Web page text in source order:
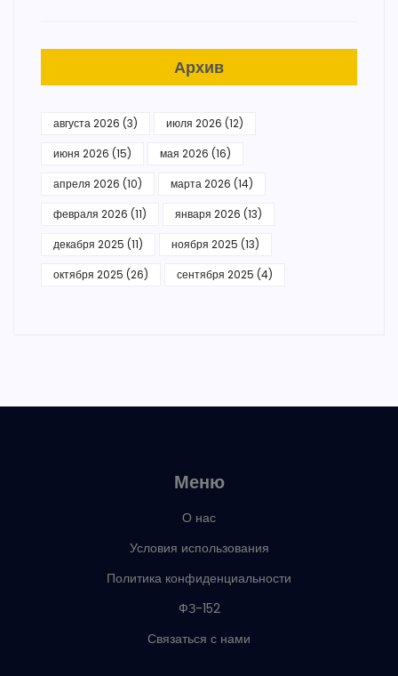
Архив
августа 2026 (3) июля 2026 (12)
июня 2026 (15) мая 2026 (16)
апреля 2026 (10) марта 2026 (14)
февраля 2026 (11) января 2026 (13)
декабря 2025 (11) ноября 2025 (13)
октября 2025 (26) сентября 2025 (4)
Меню
О нас
Условия использования
Политика конфиденциальности
ФЗ-152
Связаться с нами